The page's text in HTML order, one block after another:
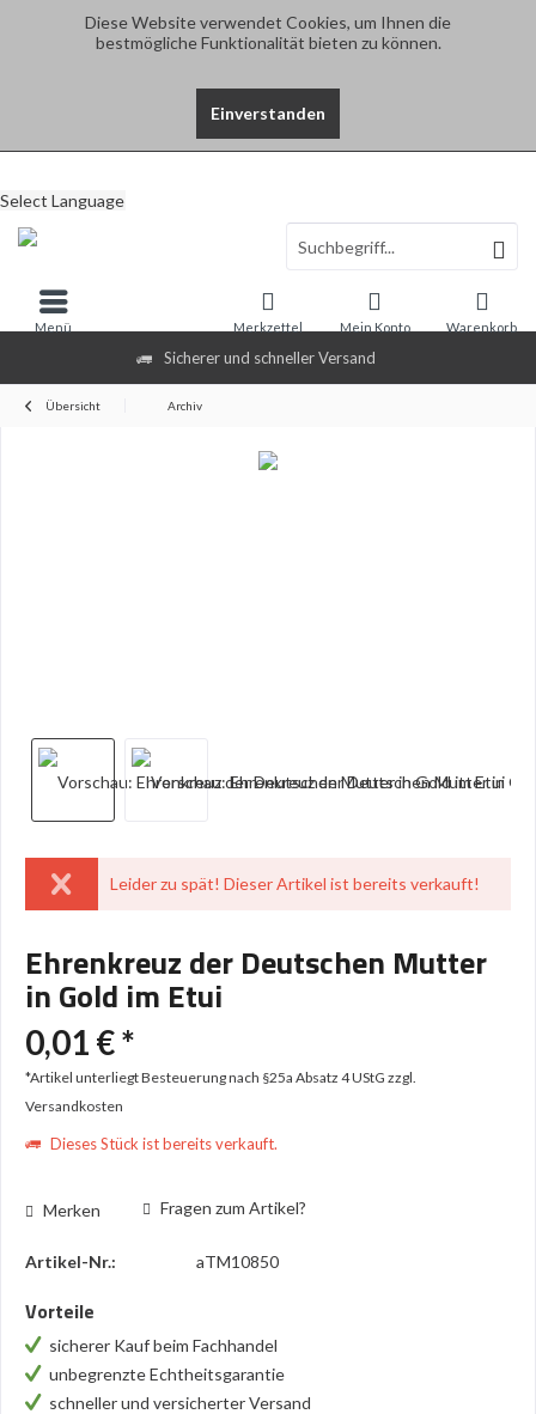
Diese Website verwendet Cookies, um Ihnen die
bestmögliche Funktionalität bieten zu können.
Einverstanden
Sicherer und schneller Versand
Select Language
Warenkorb
Merkzettel Mein Konto
Menü
Übersicht Archiv
Leider zu spät! Dieser Artikel ist bereits verkauft!
Ehrenkreuz der Deutschen Mutter
in Gold im Etui
0,01 € *
*Artikel unterliegt Besteuerung nach §25a Absatz 4 UStG zzgl.
Versandkosten
Dieses Stück ist bereits verkauft.
Merken Fragen zum Artikel?
Artikel-Nr.: aTM10850
Vorteile
sicherer Kauf beim Fachhandel
unbegrenzte Echtheitsgarantie
schneller und versicherter Versand